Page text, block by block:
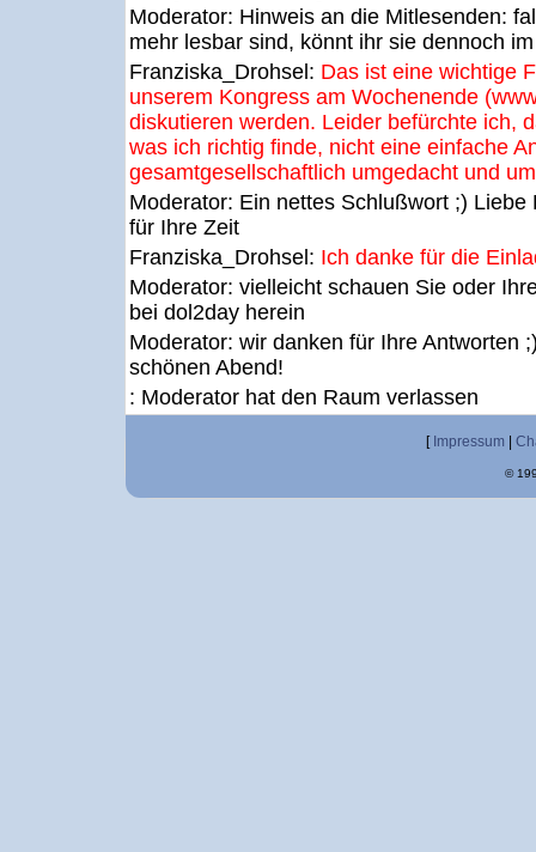
Moderator: Hinweis an die Mitlesenden:
mehr lesbar sind, könnt ihr sie dennoch
Franziska_Drohsel: Das ist eine wichtige
unserem Kongress am Wochenende
diskutieren werden. Leider befürchte ich,
was ich richtig finde, nicht eine einfache
gesamtgesellschaftlich umgedacht und
Moderator: Ein nettes Schlußwort ;)
für Ihre Zeit
Franziska_Drohsel: Ich danke für die
Moderator: vielleicht schauen Sie oder
bei dol2day herein
Moderator: wir danken für Ihre Antworten
schönen Abend!
: Moderator hat den Raum verlassen
[ Impressum
©